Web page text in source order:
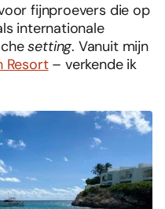
fijnproevers die op
internationale
setting. Vanuit mijn
Resort– verkende ik